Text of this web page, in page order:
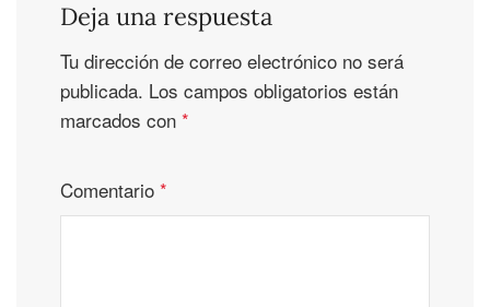
Deja una respuesta
Tu dirección de correo electrónico no será
publicada. Los campos obligatorios están
marcados con *
Comentario *